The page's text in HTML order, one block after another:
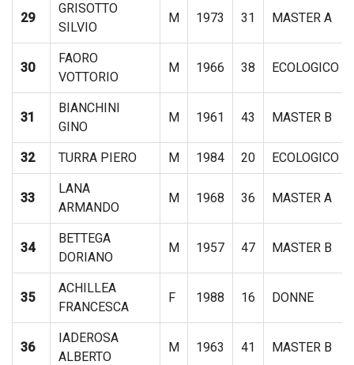
29
GRISOTTO
SILVIO
M 1973 31 MASTER A
30
FAORO
VOTTORIO
M 1966 38 ECOLOGICO
31
BIANCHINI
GINO
M 1961 43 MASTER B
32 TURRA PIERO M 1984 20 ECOLOGICO
33
LANA
ARMANDO
M 1968 36 MASTER A
34
BETTEGA
DORIANO
M 1957 47 MASTER B
35
ACHILLEA
FRANCESCA
F 1988 16 DONNE
36
IADEROSA
ALBERTO
M 1963 41 MASTER B